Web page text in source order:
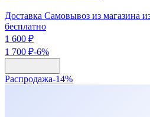
Доставка Самовывоз из магазина
бесплатно
1 600 ₽
1 700 ₽-6%
Распродажа-14%